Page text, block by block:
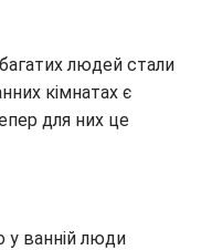
людей стали
кімнатах є
для них це
у ванній люди